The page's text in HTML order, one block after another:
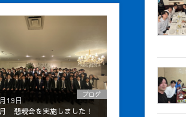
19日
ブログ
懇親会を実施しました！